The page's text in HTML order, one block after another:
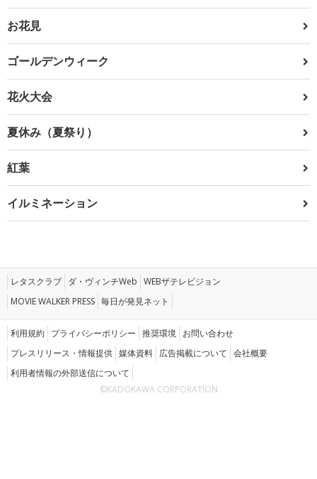
お花見
ゴールデンウィーク
花火大会
夏休み（夏祭り）
紅葉
イルミネーション
レタスクラブ ダ・ヴィンチWeb WEBザテレビジョン
MOVIE WALKER PRESS 毎日が発見ネット
利用規約 プライバシーポリシー 推奨環境 お問い合わせ
プレスリリース・情報提供 媒体資料 広告掲載について 会社概要
利用者情報の外部送信について
©KADOKAWA CORPORATION